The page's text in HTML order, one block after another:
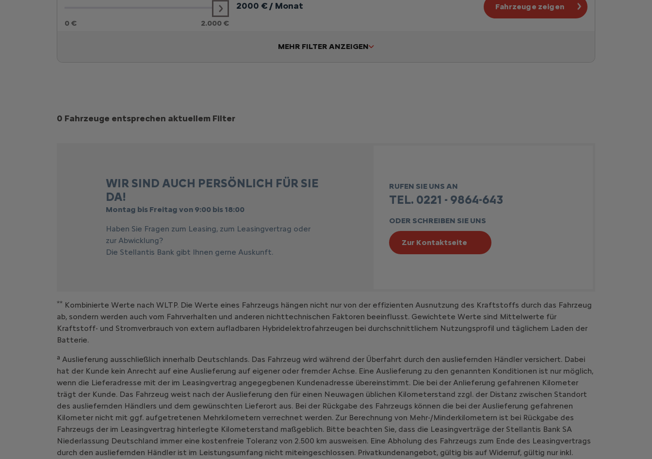
0 € 2.000 €
2000 € / Monat Fahrzeuge zeigen
MEHR FILTER ANZEIGEN
Suchergebnisse
0 Fahrzeuge entsprechen aktuellem Filter
WIR SIND AUCH PERSÖNLICH FÜR SIE
DA!
Montag bis Freitag von 9:00 bis 18:00
Haben Sie Fragen zum Leasing, zum Leasingvertrag oder
zur Abwicklung?
Die Stellantis Bank gibt Ihnen gerne Auskunft.
RUFEN SIE UNS AN
TEL. 0221 - 9864-643
ODER SCHREIBEN SIE UNS
Zur Kontaktseite
** Kombinierte Werte nach WLTP. Die Werte eines Fahrzeugs hängen nicht nur von der effizienten Ausnutzung des Kraftstoffs durch das Fahrzeug
ab, sondern werden auch vom Fahrverhalten und anderen nichttechnischen Faktoren beeinflusst. Gewichtete Werte sind Mittelwerte für
Kraftstoff- und Stromverbrauch von extern aufladbaren Hybridelektrofahrzeugen bei durchschnittlichem Nutzungsprofil und täglichem Laden der
Batterie.
a Auslieferung ausschließlich innerhalb Deutschlands. Das Fahrzeug wird während der Überfahrt durch den ausliefernden Händler versichert. Dabei
hat der Kunde kein Anrecht auf eine Auslieferung auf eigener oder fremder Achse. Eine Auslieferung zu den genannten Konditionen ist nur möglich,
wenn die Lieferadresse mit der im Leasingvertrag angegegbenen Kundenadresse übereinstimmt. Die bei der Anlieferung gefahrenen Kilometer
trägt der Kunde. Das Fahrzeug weist nach der Auslieferung den für einen Neuwagen üblichen Kilometerstand zzgl. der Distanz zwischen Standort
des ausliefernden Händlers und dem gewünschten Lieferort aus. Bei der Rückgabe des Fahrzeugs können die bei der Auslieferung gefahrenen
Kilometer nicht mit ggf. aufgetretenen Mehrkilometern verrechnet werden. Zur Berechnung von Mehr-/Minderkilometern ist bei Rückgabe des
Fahrzeugs der im Leasingvertrag hinterlegte Kilometerstand maßgeblich. Bitte beachten Sie, dass die Leasingverträge der Stellantis Bank SA
Niederlassung Deutschland immer eine kostenfreie Toleranz von 2.500 km ausweisen. Eine Abholung des Fahrzeugs zum Ende des Leasingvertrags
durch den ausliefernden Händler ist im Leistungsumfang nicht miteingeschlossen. Privatkundenangebot, gültig bis auf Widerruf, gültig nur inkl.